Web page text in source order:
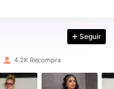
Seguir
4.2K Recompra